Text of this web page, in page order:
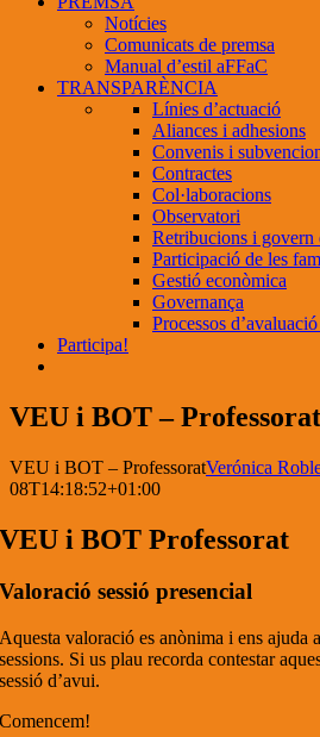
Notícies
Comunicats de premsa
Manual d’estil aFFaC
TRANSPARÈNCIA
Línies d’actuació
Aliances i adhesions
Convenis i
Contractes
Col·laboracions
Observatori
Retribucions i govern
Participació de les
Gestió econòmica
Governança
Processos
Participa!
VEU i BOT – Professorat
VEU i BOT – ProfessoratVerónica
08T14:18:52+01:00
VEU i BOT Professorat
Valoració sessió presencial
Aquesta valoració es anònima i ens ajuda
sessions. Si us plau recorda contestar
sessió d’avui.
Comencem!